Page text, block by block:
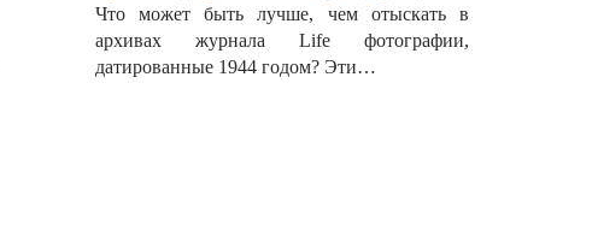
Что может быть лучше, чем отыскать в
архивах журнала Life фотографии,
датированные 1944 годом? Эти…